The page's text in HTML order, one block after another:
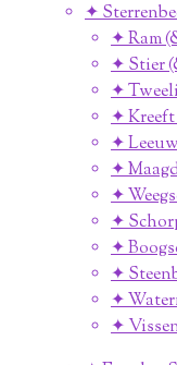
✦
✦ Ram
✦ Stier
✦
✦
✦
✦
✦
✦
✦
✦
✦
✦